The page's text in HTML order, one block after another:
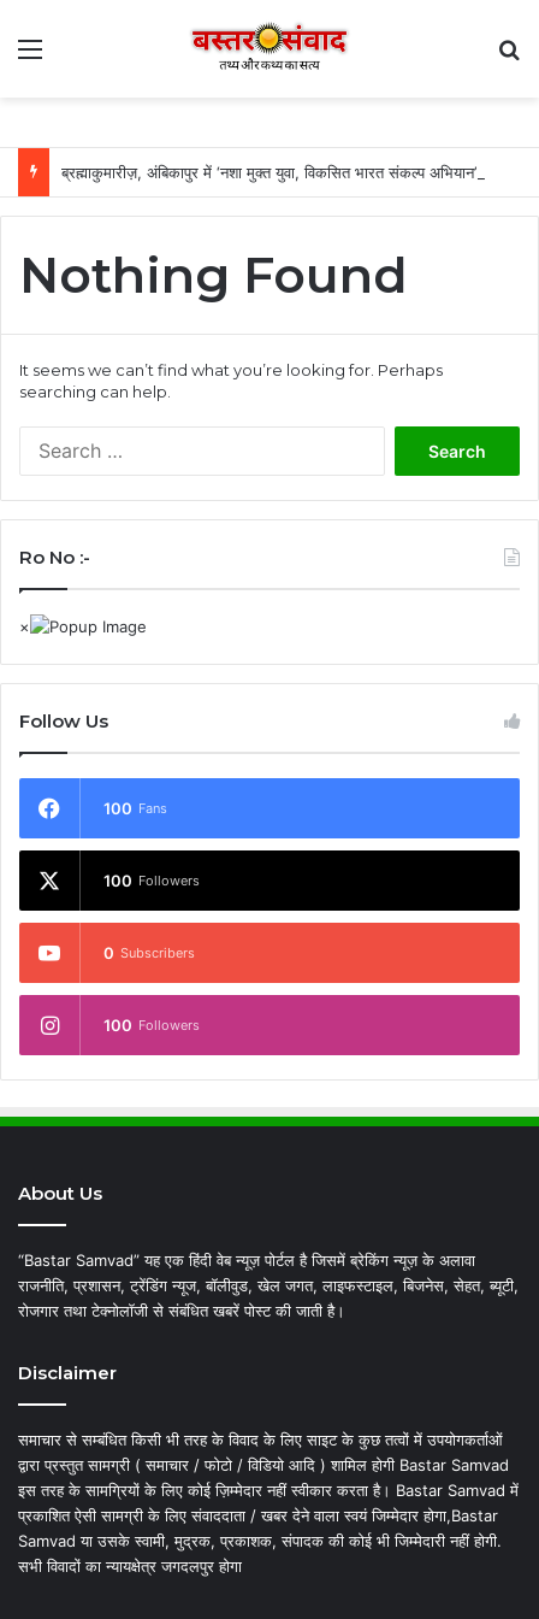
Menu
Nothing Found
It seems we can’t find what you’re looking for. Perhaps
searching can help.
Ro No :-
Follow Us
100 Fans
100 Followers
0 Subscribers
100 Followers
About Us
“Bastar Samvad” यह एक हिंदी वेब न्यूज़ पोर्टल है जिसमें ब्रेकिंग न्यूज़ के अलावा
राजनीति, प्रशासन, ट्रेंडिंग न्यूज, बॉलीवुड, खेल जगत, लाइफस्टाइल, बिजनेस, सेहत, ब्यूटी,
रोजगार तथा टेक्नोलॉजी से संबंधित खबरें पोस्ट की जाती है।
Disclaimer
समाचार से सम्बंधित किसी भी तरह के विवाद के लिए साइट के कुछ तत्वों में उपयोगकर्ताओं
द्वारा प्रस्तुत सामग्री ( समाचार / फोटो / विडियो आदि ) शामिल होगी Bastar Samvad
इस तरह के सामग्रियों के लिए कोई ज़िम्मेदार नहीं स्वीकार करता है। Bastar Samvad में
प्रकाशित ऐसी सामग्री के लिए संवाददाता / खबर देने वाला स्वयं जिम्मेदार होगा,Bastar
Samvad या उसके स्वामी, मुद्रक, प्रकाशक, संपादक की कोई भी जिम्मेदारी नहीं होगी.
सभी विवादों का न्यायक्षेत्र जगदलपुर होगा